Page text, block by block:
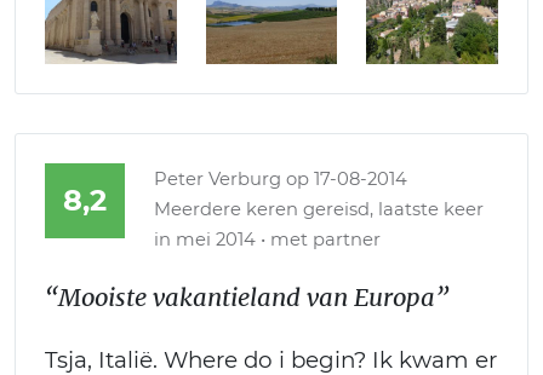
8,2
Peter Verburg op 17-08-2014
Meerdere keren gereisd, laatste keer
in mei 2014 • met partner
“Mooiste vakantieland van Europa”
Tsja, Italië. Where do i begin? Ik kwam er